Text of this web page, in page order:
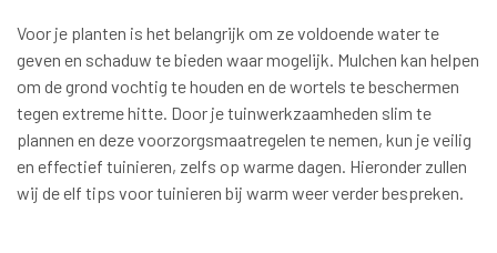
Voor je planten is het belangrijk om ze voldoende water te
geven en schaduw te bieden waar mogelijk. Mulchen kan helpen
om de grond vochtig te houden en de wortels te beschermen
tegen extreme hitte. Door je tuinwerkzaamheden slim te
plannen en deze voorzorgsmaatregelen te nemen, kun je veilig
en effectief tuinieren, zelfs op warme dagen. Hieronder zullen
wij de elf tips voor tuinieren bij warm weer verder bespreken.